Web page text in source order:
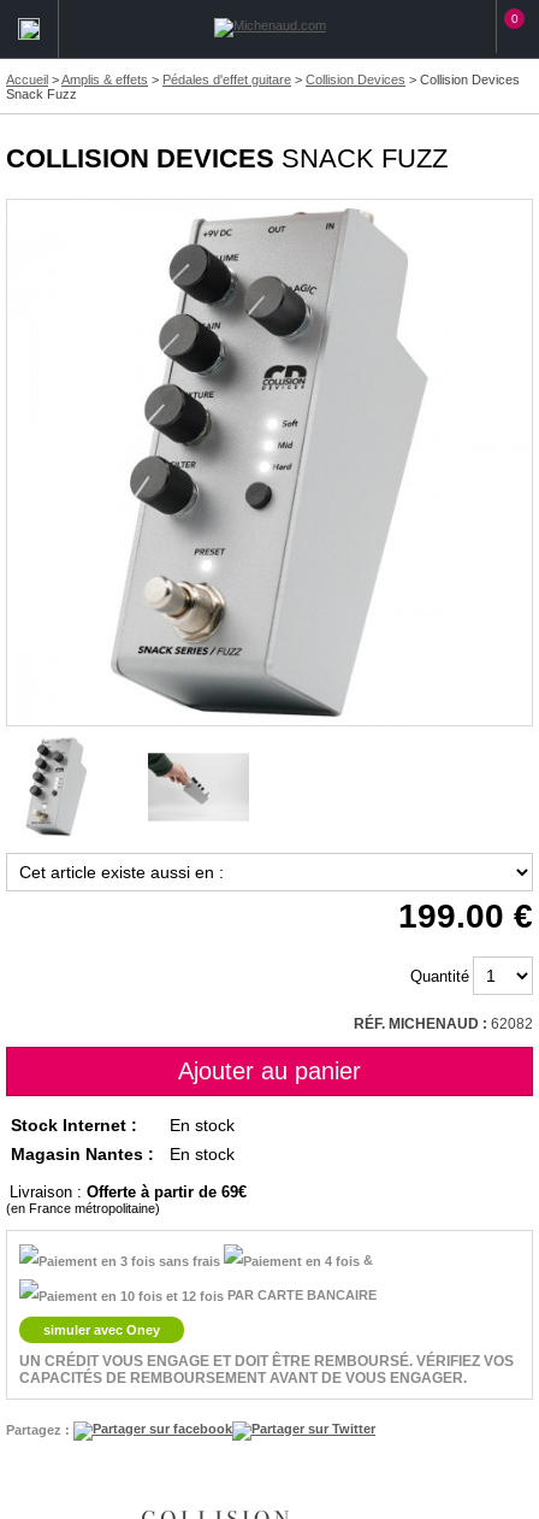
0
Accueil >Amplis & effets > Pédales d'effet guitare > Collision Devices > Collision Devices
Snack Fuzz
COLLISION DEVICES SNACK FUZZ
199.00
Quantité
RÉF. MICHENAUD : 62082
Stock Internet :
En stock
Magasin Nantes :
En stock
Livraison : Offerte à partir de 69
(en France métropolitaine)
&
PAR CARTE BANCAIRE
simuler avec Oney
UN CRÉDIT VOUS ENGAGE ET DOIT ÊTRE REMBOURSÉ. VÉRIFIEZ VOS
CAPACITÉS DE REMBOURSEMENT AVANT DE VOUS ENGAGER.
Partagez :